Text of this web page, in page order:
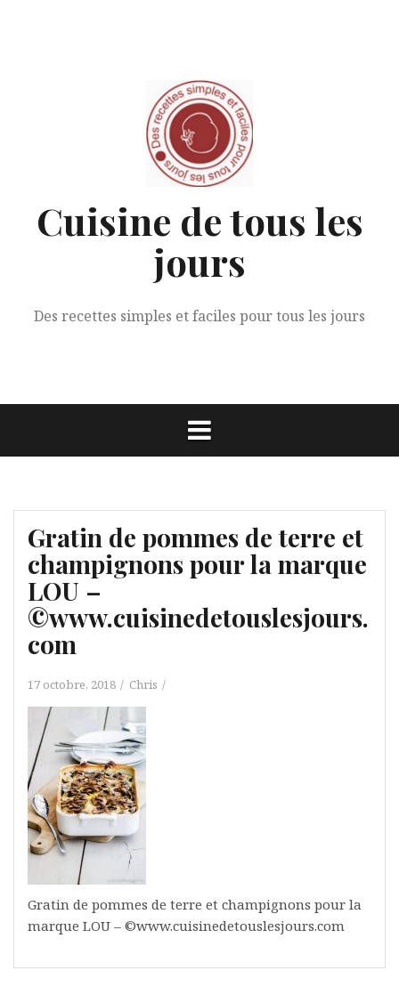
Cuisine de tous les
jours
Des recettes simples et faciles pour tous les jours
Gratin de pommes de terre et
champignons pour la marque
LOU –
©www.cuisinedetouslesjours.
com
17 octobre, 2018 Chris
Gratin de pommes de terre et champignons pour la
marque LOU – ©www.cuisinedetouslesjours.com